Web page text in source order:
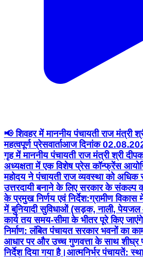
📢 शिवहर में माननीय पंचायती राज मंत्री
महत्वपूर्ण प्रेसवार्ता ​आज दिनांक
गृह में माननीय पंचायती राज मंत्री श्री
अध्यक्षता में एक विशेष प्रेस कॉन्फ्रेंस
महोदय ने पंचायती राज व्यवस्था को अधिक
उत्तरदायी बनाने के लिए सरकार के संकल्प को
के प्रमुख निर्णय एवं निर्देश: ​ग्रामीण विकास
में बुनियादी सुविधाओं (सड़क, नाली,
कार्य तय समय-सीमा के भीतर पूरे किए
निर्माण: लंबित पंचायत सरकार भवनों का
आधार पर और उच्च गुणवत्ता के साथ शीघ्र
निर्देश दिया गया है। ​आत्मनिर्भर पंचायतें: